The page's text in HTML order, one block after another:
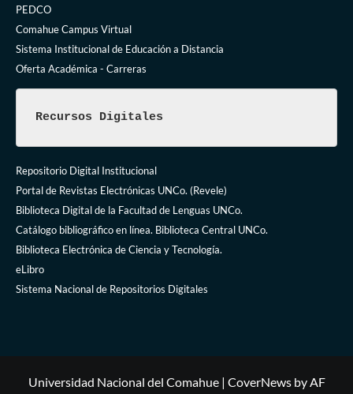
PEDCO
Comahue Campus Virtual
Sistema Institucional de Educación a Distancia
Oferta Académica - Carreras
Recursos Digitales
Repositorio Digital Institucional
Portal de Revistas Electrónicas UNCo. (Revele)
Biblioteca Digital de la Facultad de Lenguas UNCo.
Catálogo bibliográfico en línea. Biblioteca Central UNCo.
Biblioteca Electrónica de Ciencia y Tecnología.
eLibro
Sistema Nacional de Repositorios Digitales
Universidad Nacional del Comahue | CoverNewsby AF